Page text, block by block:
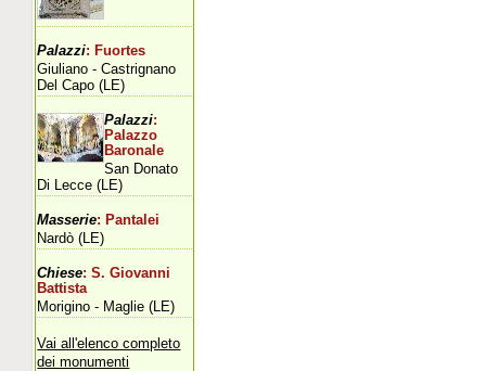
Palazzi: Fuortes
Giuliano - Castrignano
Del Capo (LE)
Palazzi:
Palazzo
Baronale
San Donato
Di Lecce (LE)
Masserie: Pantalei
Nardò (LE)
Chiese: S. Giovanni
Battista
Morigino - Maglie (LE)
Vai all'elenco completo
dei monumenti